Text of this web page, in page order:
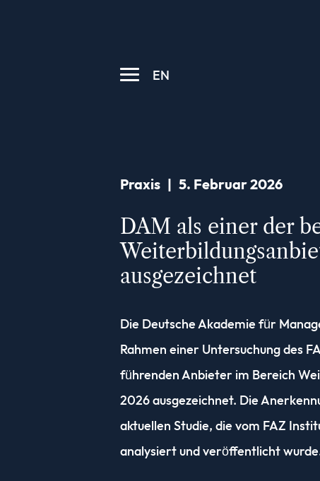
EN
Praxis 5. Februar 2026
DAM als einer der
ausgezeichnet
Die Deutsche Akademie für
Rahmen einer Untersuchung des
führenden Anbieter im Bereich
2026 ausgezeichnet. Die
aktuellen Studie, die vom FAZ
analysiert und veröffentlicht